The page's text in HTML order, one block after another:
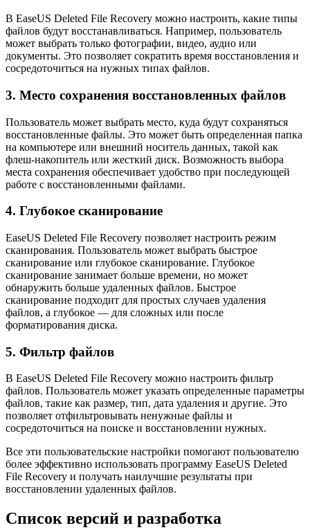
В EaseUS Deleted File Recovery можно настроить, какие типы
файлов будут восстанавливаться. Например, пользователь
может выбрать только фотографии, видео, аудио или
документы. Это позволяет сократить время восстановления и
сосредоточиться на нужных типах файлов.
3. Место сохранения восстановленных файлов
Пользователь может выбрать место, куда будут сохраняться
восстановленные файлы. Это может быть определенная папка
на компьютере или внешний носитель данных, такой как
флеш-накопитель или жесткий диск. Возможность выбора
места сохранения обеспечивает удобство при последующей
работе с восстановленными файлами.
4. Глубокое сканирование
EaseUS Deleted File Recovery позволяет настроить режим
сканирования. Пользователь может выбрать быстрое
сканирование или глубокое сканирование. Глубокое
сканирование занимает больше времени, но может
обнаружить больше удаленных файлов. Быстрое
сканирование подходит для простых случаев удаления
файлов, а глубокое — для сложных или после
форматирования диска.
5. Фильтр файлов
В EaseUS Deleted File Recovery можно настроить фильтр
файлов. Пользователь может указать определенные параметры
файлов, такие как размер, тип, дата удаления и другие. Это
позволяет отфильтровывать ненужные файлы и
сосредоточиться на поиске и восстановлении нужных.
Все эти пользовательские настройки помогают пользователю
более эффективно использовать программу EaseUS Deleted
File Recovery и получать наилучшие результаты при
восстановлении удаленных файлов.
Список версий и разработка